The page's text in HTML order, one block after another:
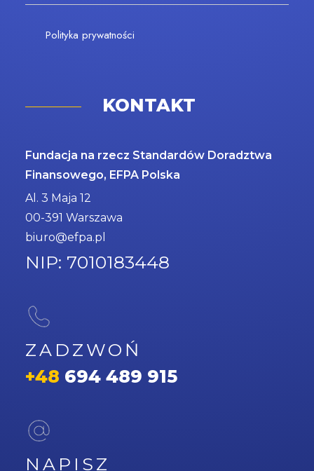
Polityka prywatności
KONTAKT
Fundacja na rzecz Standardów Doradztwa
Finansowego, EFPA Polska
Al. 3 Maja 12
00-391 Warszawa
biuro@efpa.pl
NIP: 7010183448
ZADZWOŃ
+48 694 489 915
NAPISZ